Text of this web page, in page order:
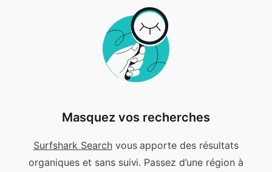
Masquez vos recherches
Surfshark Searchvous apporte des résultats
organiques et sans suivi. Passez d’une région à